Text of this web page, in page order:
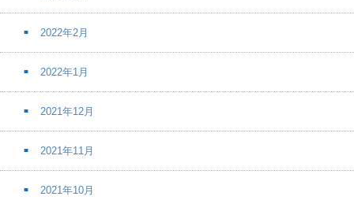
2022年2月
2022年1月
2021年12月
2021年11月
2021年10月